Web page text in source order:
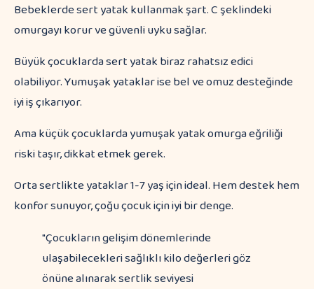
Bebeklerde sert yatak kullanmak şart. C şeklindeki
omurgayı korur ve güvenli uyku sağlar.
Büyük çocuklarda sert yatak biraz rahatsız edici
olabiliyor. Yumuşak yataklar ise bel ve omuz desteğinde
iyi iş çıkarıyor.
Ama küçük çocuklarda yumuşak yatak omurga eğriliği
riski taşır, dikkat etmek gerek.
Orta sertlikte yataklar 1-7 yaş için ideal. Hem destek hem
konfor sunuyor, çoğu çocuk için iyi bir denge.
"Çocukların gelişim dönemlerinde
ulaşabilecekleri sağlıklı kilo değerleri göz
önüne alınarak sertlik seviyesi